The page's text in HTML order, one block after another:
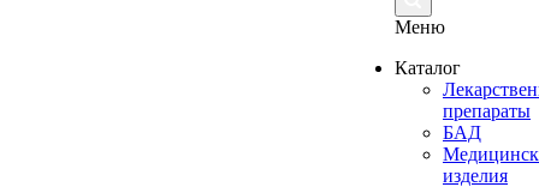
Меню
Каталог
препараты
БАД
изделия